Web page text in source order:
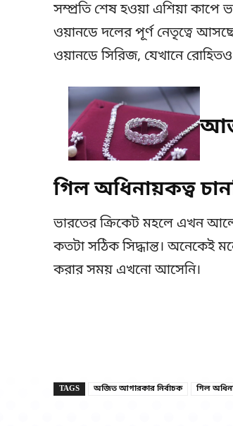
সম্প্রতি শেষ হওয়া এশিয়া কাপে
ওয়ানডে দলের পূর্ণ নেতৃত্বে
ওয়ানডে সিরিজ, যেখানে
গিল অধিনায়কত্ব
ভারতের ক্রিকেট মহলে এখন
কতটা সঠিক সিদ্ধান্ত। অনেকেই
করার সময় এখনো আসেনি।
TAGS অজিত আগারকার নির্বাচক গিল